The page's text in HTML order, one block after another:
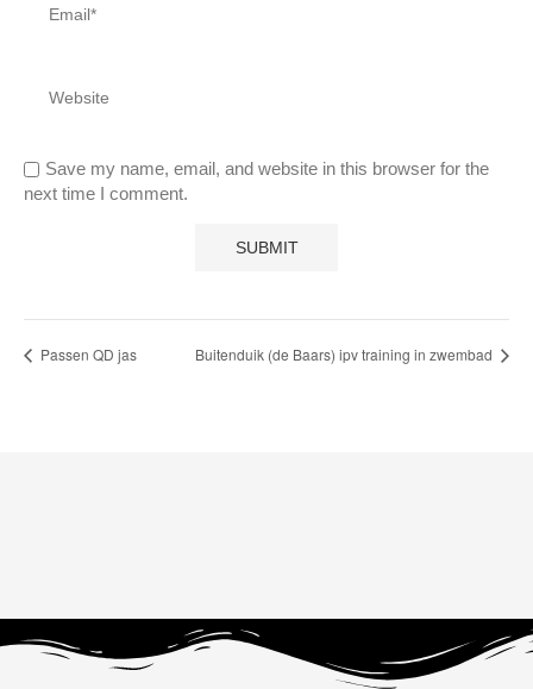
Save my name, email, and website in this browser for the
next time I comment.
Passen QD jas Buitenduik (de Baars) ipv training in zwembad